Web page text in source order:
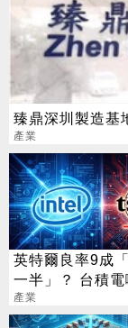
臻鼎深圳製造基
產業
英特爾良率9成
一半」？ 台積
專家揭數字背後
產業